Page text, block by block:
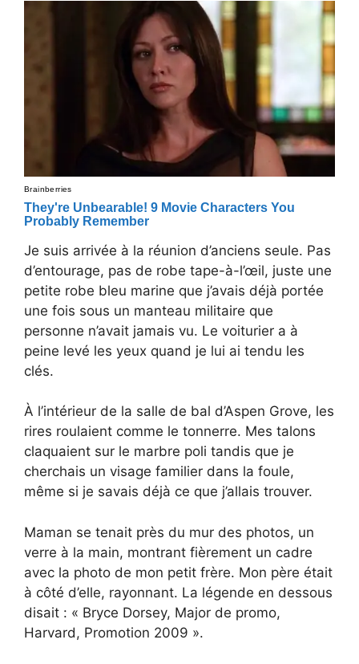
Je suis arrivée à la réunion d’anciens seule. Pas
d’entourage, pas de robe tape-à-l’œil, juste une
petite robe bleu marine que j’avais déjà portée
une fois sous un manteau militaire que
personne n’avait jamais vu. Le voiturier a à
peine levé les yeux quand je lui ai tendu les
clés.
À l’intérieur de la salle de bal d’Aspen Grove, les
rires roulaient comme le tonnerre. Mes talons
claquaient sur le marbre poli tandis que je
cherchais un visage familier dans la foule,
même si je savais déjà ce que j’allais trouver.
Maman se tenait près du mur des photos, un
verre à la main, montrant fièrement un cadre
avec la photo de mon petit frère. Mon père était
à côté d’elle, rayonnant. La légende en dessous
disait : « Bryce Dorsey, Major de promo,
Harvard, Promotion 2009 ».